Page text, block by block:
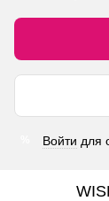
Войти для